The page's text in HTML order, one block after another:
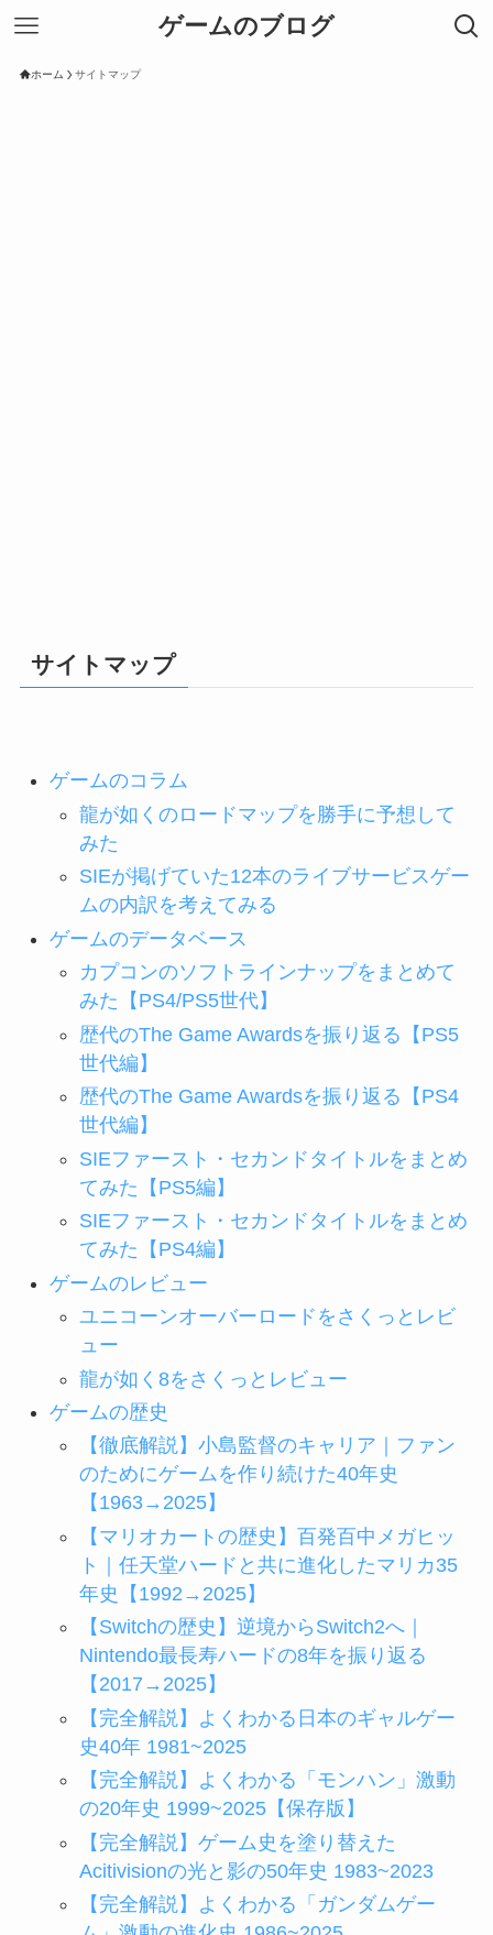
ゲームのブログ
ホーム サイトマップ
サイトマップ
ゲームのコラム
龍が如くのロードマップを勝手に予想して
みた
SIEが掲げていた12本のライブサービスゲー
ムの内訳を考えてみる
ゲームのデータベース
カプコンのソフトラインナップをまとめて
みた【PS4/PS5世代】
歴代のThe Game Awardsを振り返る【PS5
世代編】
歴代のThe Game Awardsを振り返る【PS4
世代編】
SIEファースト・セカンドタイトルをまとめ
てみた【PS5編】
SIEファースト・セカンドタイトルをまとめ
てみた【PS4編】
ゲームのレビュー
ユニコーンオーバーロードをさくっとレビ
ュー
龍が如く8をさくっとレビュー
ゲームの歴史
【徹底解説】小島監督のキャリア｜ファン
のためにゲームを作り続けた40年史
【1963→2025】
【マリオカートの歴史】百発百中メガヒッ
ト｜任天堂ハードと共に進化したマリカ35
年史【1992→2025】
【Switchの歴史】逆境からSwitch2へ｜
Nintendo最長寿ハードの8年を振り返る
【2017→2025】
【完全解説】よくわかる日本のギャルゲー
史40年 1981~2025
【完全解説】よくわかる「モンハン」激動
の20年史 1999~2025【保存版】
【完全解説】ゲーム史を塗り替えた
Acitivisionの光と影の50年史 1983~2023
【完全解説】よくわかる「ガンダムゲー